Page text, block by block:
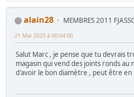
alain28
MEMBRES 2011
21 Mai 2025 à 00:04:00
Salut Marc , je pense que tu devrais
magasin qui vend des joints ronds au
d'avoir le bon diamètre , peut être